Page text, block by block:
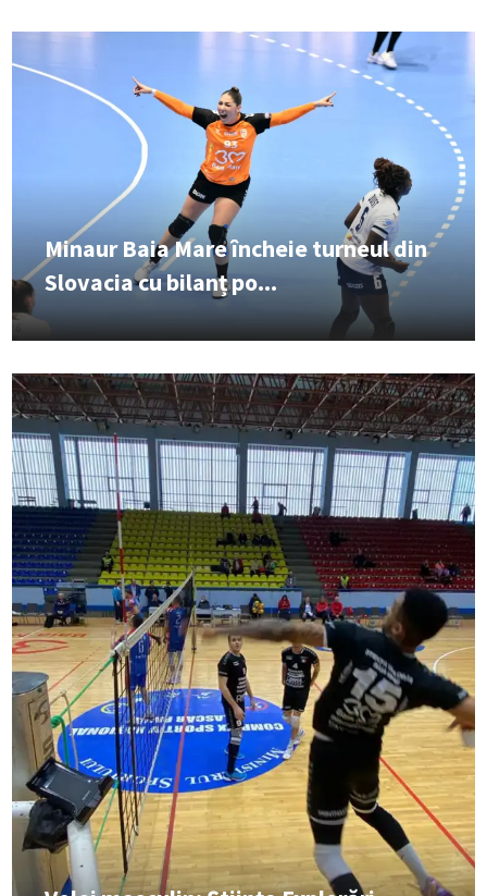
Minaur Baia Mare încheie turneul din
Slovacia cu bilanț po...